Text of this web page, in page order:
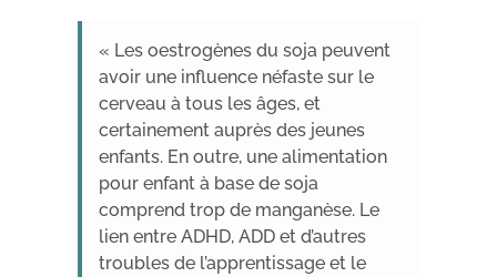
« Les oestrogènes du soja peuvent
avoir une influence néfaste sur le
cerveau à tous les âges, et
certainement auprès des jeunes
enfants. En outre, une alimentation
pour enfant à base de soja
comprend trop de manganèse. Le
lien entre ADHD, ADD et d’autres
troubles de l’apprentissage et le